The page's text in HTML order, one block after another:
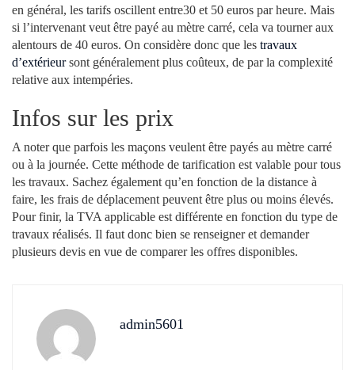
en général, les tarifs oscillent entre30 et 50 euros par heure. Mais
si l’intervenant veut être payé au mètre carré, cela va tourner aux
alentours de 40 euros. On considère donc que les travaux
d’extérieursont généralement plus coûteux, de par la complexité
relative aux intempéries.
Infos sur les prix
A noter que parfois les maçons veulent être payés au mètre carré
ou à la journée. Cette méthode de tarification est valable pour tous
les travaux. Sachez également qu’en fonction de la distance à
faire, les frais de déplacement peuvent être plus ou moins élevés.
Pour finir, la TVA applicable est différente en fonction du type de
travaux réalisés. Il faut donc bien se renseigner et demander
plusieurs devis en vue de comparer les offres disponibles.
admin5601